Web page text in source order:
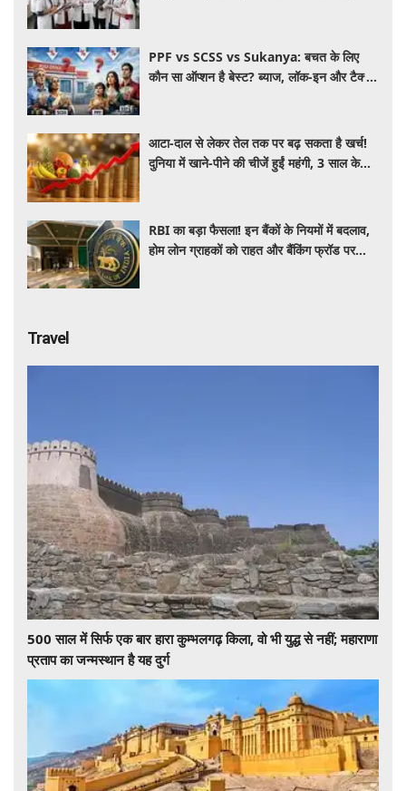
PPF vs SCSS vs Sukanya: बचत के लिए
कौन सा ऑप्शन है बेस्ट? ब्याज, लॉक-इन और टैक्स
आटा-दाल से लेकर तेल तक पर बढ़ सकता है खर्च!
दुनिया में खाने-पीने की चीजें हुईं महंगी, 3 साल के
RBI का बड़ा फैसला! इन बैंकों के नियमों में बदलाव,
होम लोन ग्राहकों को राहत और बैंकिंग फ्रॉड पर
Travel
500 साल में सिर्फ एक बार हारा कुम्भलगढ़ किला, वो भी युद्ध से नहीं; महाराणा
प्रताप का जन्मस्थान है यह दुर्ग